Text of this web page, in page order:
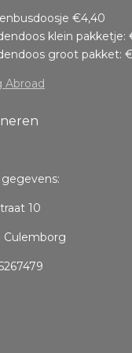
€4,40
klein pakketje:
groot pakket:
Abroad
10
Culemborg